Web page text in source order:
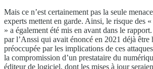
Mais ce n’est certainement pas la seule
experts mettent en garde. Ainsi, le risque des
» a également été mis en avant dans le
par l’Anssi qui avait énoncé en 2021 déjà être
préoccupée par les implications de ces
la compromission d’un prestataire du
éditeur de logiciel, dont les mises à jour